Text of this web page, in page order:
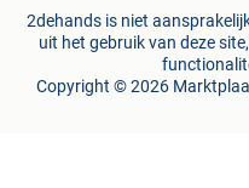
2dehands is niet
uit het gebruik van deze
Copyright © 2026